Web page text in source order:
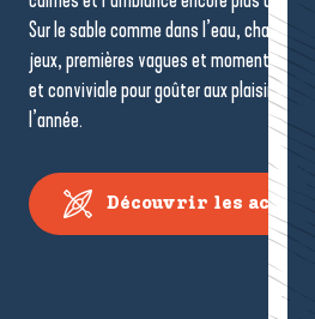
Sur le sable comme dans l’eau, chacun
jeux, premières vagues et moments
et conviviale pour goûter aux plaisirs de
l’année.
Découvrir les